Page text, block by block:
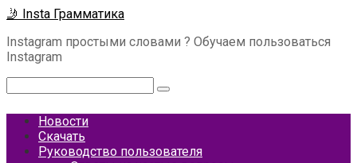
Перейти
контенту
🤳 Insta Грамматика
Instagram простыми словами ? Обучаем пользоваться
Instagram
Новости
Скачать
Руководство пользователя